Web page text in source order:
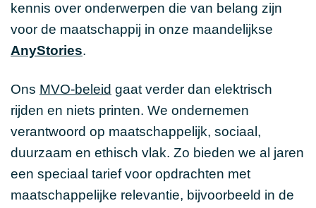
kennis over onderwerpen die van belang zijn
voor de maatschappij in onze maandelijkse
AnyStories.
Ons MVO-beleid gaat verder dan elektrisch
rijden en niets printen. We ondernemen
verantwoord op maatschappelijk, sociaal,
duurzaam en ethisch vlak. Zo bieden we al jaren
een speciaal tarief voor opdrachten met
maatschappelijke relevantie, bijvoorbeeld in de